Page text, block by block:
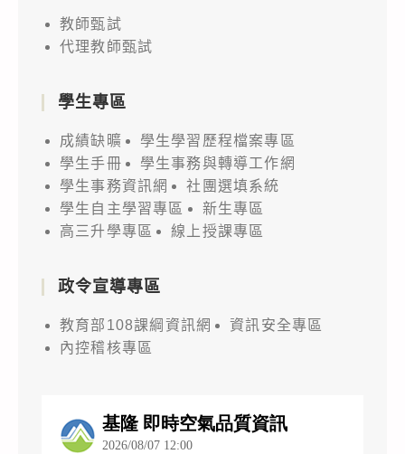
教師甄試
代理教師甄試
學生專區
成績缺曠
學生學習歷程檔案專區
學生手冊
學生事務與轉導工作網
學生事務資訊網
社團選填系統
學生自主學習專區
新生專區
高三升學專區
線上授課專區
政令宣導專區
教育部108課綱資訊網
資訊安全專區
內控稽核專區